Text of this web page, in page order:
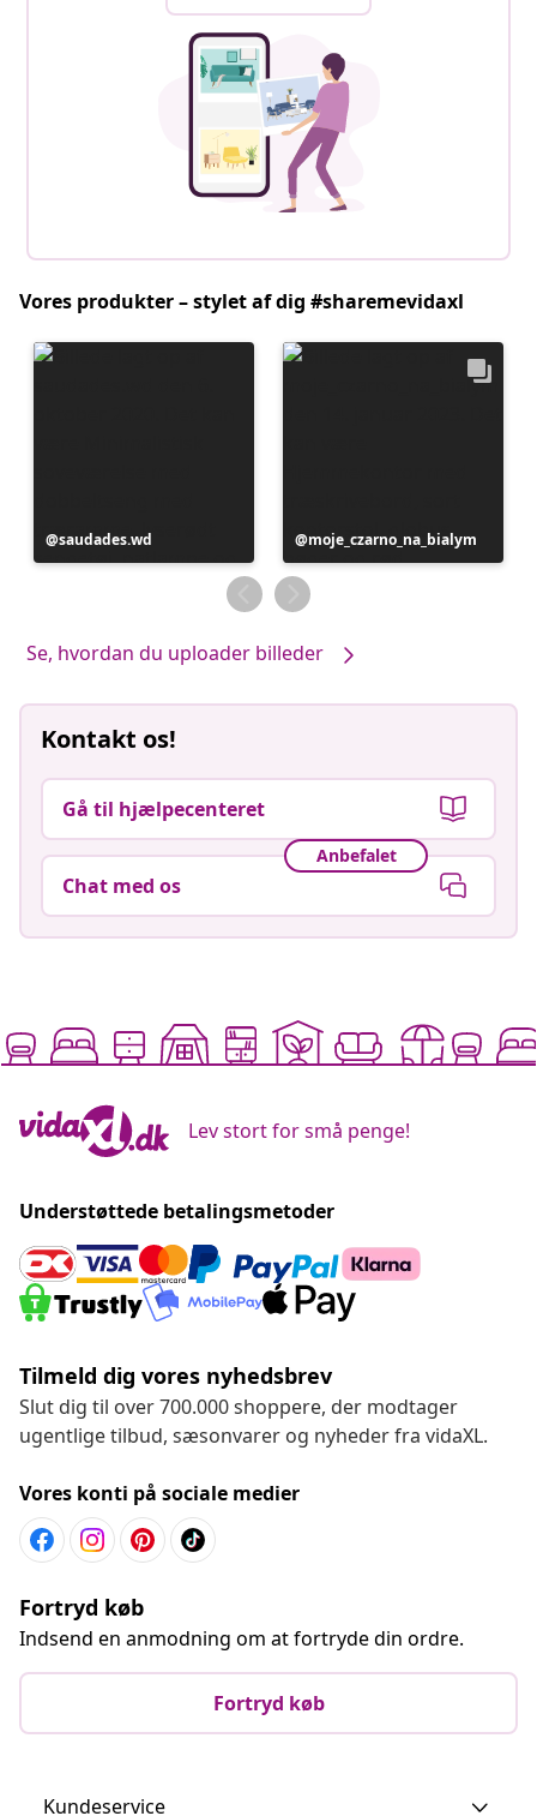
Vores produkter – stylet af dig #sharemevidaxl
Opslag
offentliggjort
saudades.wd
Opslag
offentliggjort
af
moje_czarno_na_bialym
Se, hvordan du uploader billeder
Kontakt os!
Gå til hjælpecenteret
Anbefalet
Chat med os
Lev stort for små penge!
Understøttede betalingsmetoder
Tilmeld dig vores nyhedsbrev
Slut dig til over 700.000 shoppere, der modtager
ugentlige tilbud, sæsonvarer og nyheder fra vidaXL.
Vores konti på sociale medier
Fortryd køb
Indsend en anmodning om at fortryde din ordre.
Fortryd køb
Kundeservice